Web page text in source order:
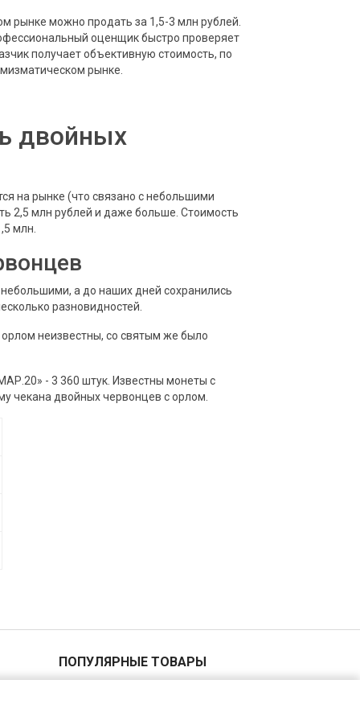
рынке можно продать за 1,5-3 млн рублей.
оценщик быстро проверяет
получает объективную стоимость, по
рынке.
двойных
на рынке (что связано с небольшими
2,5 млн рублей и даже больше. Стоимость
млн.
а до наших дней сохранились
разновидностей.
неизвестны, со святым же было
- 3 360 штук. Известны монеты с
чекана двойных червонцев с орлом.
ПОПУЛЯРНЫЕ ТОВАРЫ